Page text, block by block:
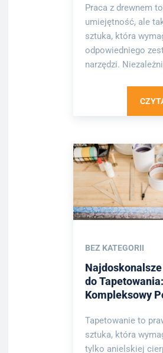
Praca z drewnem
umiejętność, ale
sztuka, która
odpowiedniego
narzędzi.
BEZ KATEGORII
do
Kompleksowy
Tapetowanie to
sztuka, która
tylko anielskiej